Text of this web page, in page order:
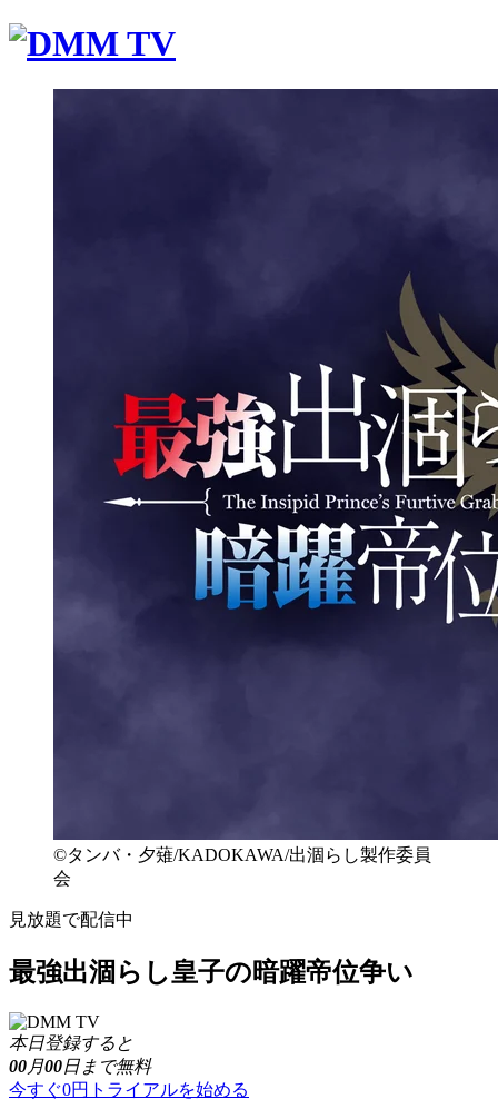
©タンバ・夕薙/KADOKAWA/出涸らし製作委員
会
見放題で配信中
最強出涸らし皇子の暗躍帝位争い
本日登録すると
00月00日まで無料
今すぐ0円トライアルを始める